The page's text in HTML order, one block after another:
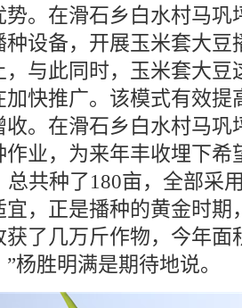
势。在滑石乡白水村马巩
种设备，开展玉米套大豆
与此同时，玉米套大豆
快推广。该模式有效提
。在滑石乡白水村马巩
业，为来年丰收埋下希
总共种了180亩，全部采
，正是播种的黄金时期
获了几万斤作物，今年面
杨胜明满是期待地说。